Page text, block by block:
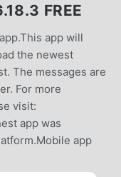
FREE
app will
the newest
The messages are
For more
visit:
app was
app